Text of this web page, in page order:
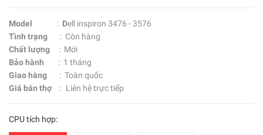
Model : Dell inspiron 3476 - 3576
Tình trạng
: Còn hàng
Chất lượng : Mới
Bảo hành
: 1 tháng
Giao hàng : Toàn quốc
Giá bán thợ : Liên hệ trực tiếp
CPU tích hợp: